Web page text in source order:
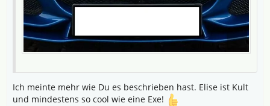
Ich meinte mehr wie Du es beschrieben hast. Elise ist Kult
und mindestens so cool wie eine Exe!